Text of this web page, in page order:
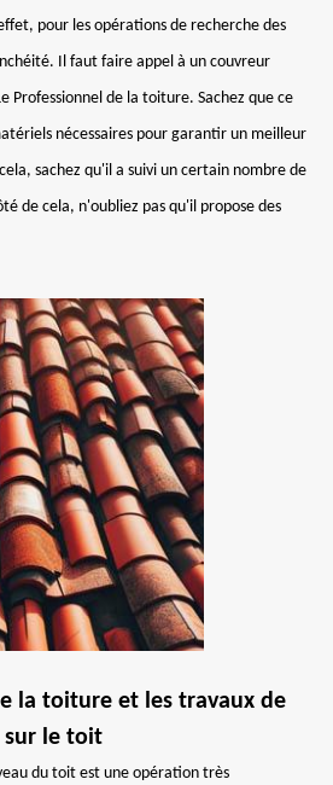
pour les opérations de recherche des
Il faut faire appel à un couvreur
Professionnel de la toiture. Sachez que ce
nécessaires pour garantir un meilleur
sachez qu'il a suivi un certain nombre de
de cela, n'oubliez pas qu'il propose des
la toiture et les travaux de
sur le toit
du toit est une opération très